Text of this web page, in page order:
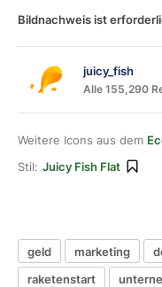
Bildnachweis ist
juicy_fish
Alle 155,290
Weitere Icons aus dem
Stil: Juicy Fish Flat
geld marketing
raketenstart